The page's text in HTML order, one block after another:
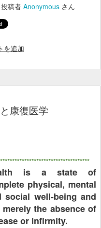
稿者 Anonymousさん
を追加
康復医学
is a state of
physical, mental
social well-being and
the absence of
or infirmity.